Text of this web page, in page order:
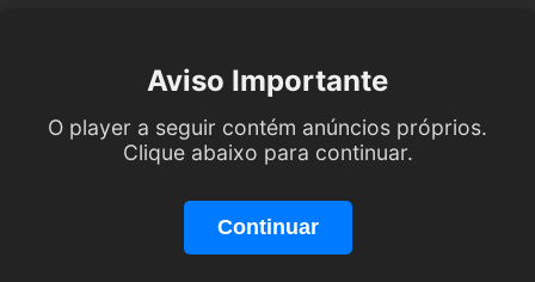
Aviso Importante
O player a seguir contém anúncios próprios.
Clique abaixo para continuar.
Continuar